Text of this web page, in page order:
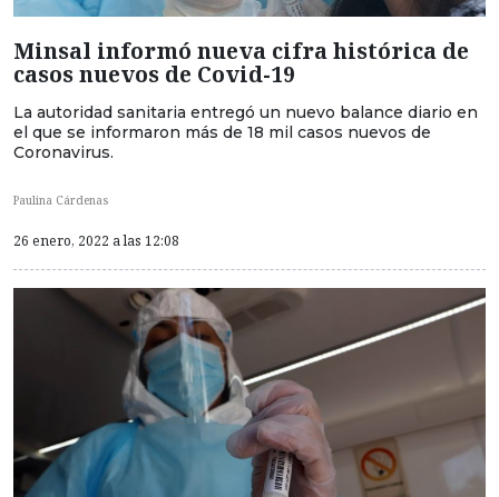
Minsal informó nueva cifra histórica de
casos nuevos de Covid-19
La autoridad sanitaria entregó un nuevo balance diario en
el que se informaron más de 18 mil casos nuevos de
Coronavirus.
Paulina Cárdenas
26 enero, 2022 a las 12:08